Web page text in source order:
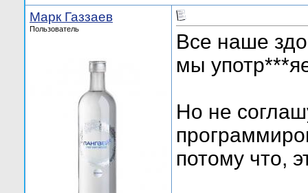
Марк Газзаев
Пользователь
Все наше
мы
Но не
потому что,